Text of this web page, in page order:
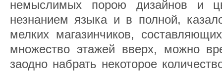
немыслимых порою дизайнов и
незнанием языка и в полной,
мелких магазинчиков,
множество этажей вверх, можно
заодно набрать некоторое